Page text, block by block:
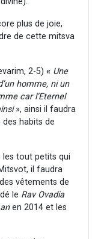
plus de joie,
de cette mitsva
2-5) « Une
homme, ni un
car l’Eternel
», ainsi il faudra
habits de
les tout petits qui
il faudra
vêtements de
le Rav Ovadia
en 2014 et les